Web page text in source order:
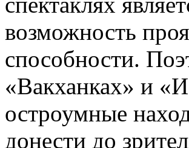
возможность
способности.
«Вакханках» и
остроумные
донести до